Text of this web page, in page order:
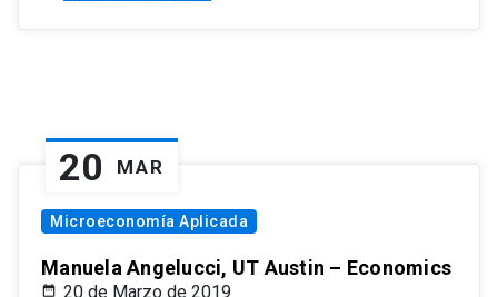
20 MAR
Microeconomía Aplicada
Manuela Angelucci, UT Austin – Economics
20 de Marzo de 2019